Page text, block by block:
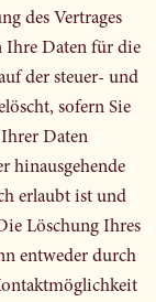
des Vertrages
Ihre Daten für die
der steuer- und
sofern Sie
Daten
hinausgehende
erlaubt ist und
Löschung Ihres
entweder durch